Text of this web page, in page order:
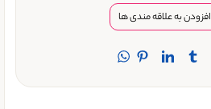
افزودن به علاقه مندی ها